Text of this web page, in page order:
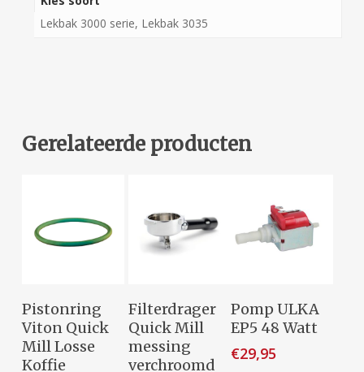
Lekbak 3000 serie, Lekbak 3035
Gerelateerde producten
Toevoegen
Aan
Winkelwagen
Pistonring
Viton Quick
Mill Losse
Koffie
Opties
Selecteren
product
heeft
meerdere
Filterdrager
Quick Mill
messing
verchroomd
Toevoegen
Aan
Pomp ULKA
EP5 48 Watt
€29,95